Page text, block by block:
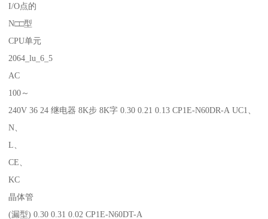
I/O点的
N□□型
CPU单元
2064_lu_6_5
AC
100～
240V 36 24 继电器 8K步 8K字 0.30 0.21 0.13 CP1E-N60DR-A UC1、
N、
L、
CE、
KC
晶体管
(漏型) 0.30 0.31 0.02 CP1E-N60DT-A